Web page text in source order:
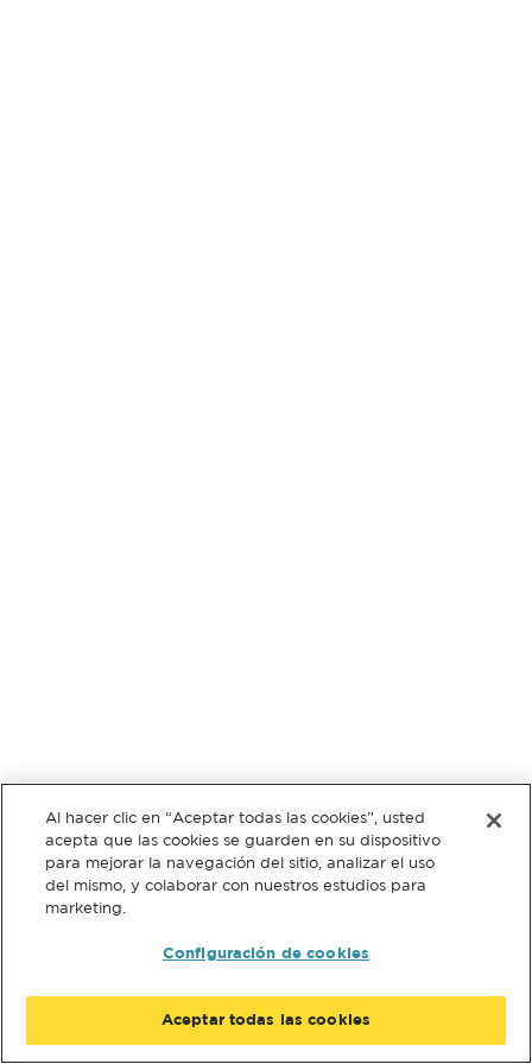
Al hacer clic en “Aceptar todas las cookies”, usted
acepta que las cookies se guarden en su dispositivo
para mejorar la navegación del sitio, analizar el uso
del mismo, y colaborar con nuestros estudios para
marketing.
Configuración de cookies
Aceptar todas las cookies